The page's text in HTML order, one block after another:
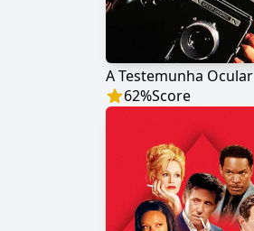
A Testemunha Ocular
62%Score